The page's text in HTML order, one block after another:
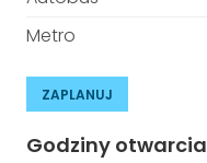
Metro
ZAPLANUJ
Godziny otwarcia